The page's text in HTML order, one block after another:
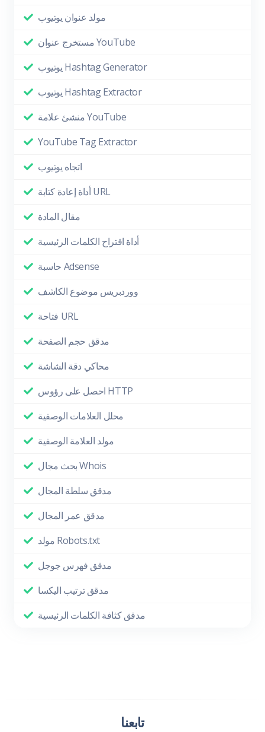
مولد عنوان يوتيوب
مستخرج عنوان YouTube
يوتيوب Hashtag Generator
يوتيوب Hashtag Extractor
منشئ علامة YouTube
YouTube Tag Extractor
اتجاه يوتيوب
أداة إعادة كتابة URL
مقال المادة
أداة اقتراح الكلمات الرئيسية
حاسبة Adsense
ووردبريس موضوع الكاشف
فتاحة URL
مدقق حجم الصفحة
محاكي دقة الشاشة
احصل على رؤوس HTTP
محلل العلامات الوصفية
مولد العلامة الوصفية
بحث مجال Whois
مدقق سلطة المجال
مدقق عمر المجال
مولد Robots.txt
مدقق فهرس جوجل
مدقق ترتيب اليكسا
مدقق كثافة الكلمات الرئيسية
تابعنا